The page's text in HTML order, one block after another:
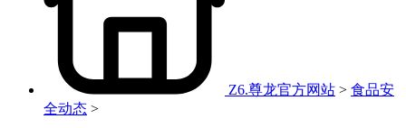
Z6.尊龙官方网站 > 食品安
全动态 >